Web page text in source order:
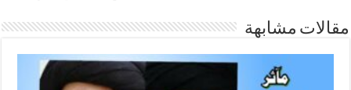
مقالات مشابهة